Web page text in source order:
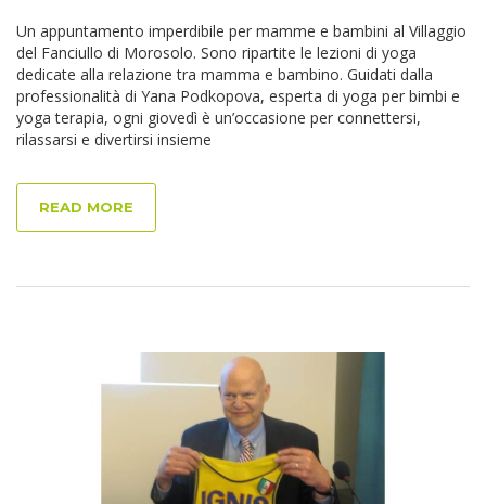
Un appuntamento imperdibile per mamme e bambini al Villaggio
del Fanciullo di Morosolo. Sono ripartite le lezioni di yoga
dedicate alla relazione tra mamma e bambino. Guidati dalla
professionalità di Yana Podkopova, esperta di yoga per bimbi e
yoga terapia, ogni giovedì è un’occasione per connettersi,
rilassarsi e divertirsi insieme
READ MORE